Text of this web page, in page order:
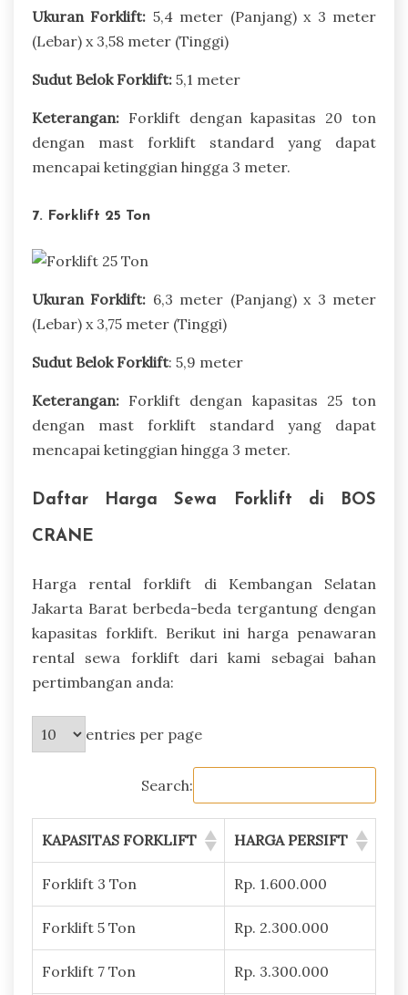
Ukuran Forklift: 5,4 meter (Panjang) x 3 meter
(Lebar) x 3,58 meter (Tinggi)
Sudut Belok Forklift: 5,1 meter
Keterangan: Forklift dengan kapasitas 20 ton
dengan mast forklift standard yang dapat
mencapai ketinggian hingga 3 meter.
7. Forklift 25 Ton
Ukuran Forklift: 6,3 meter (Panjang) x 3 meter
(Lebar) x 3,75 meter (Tinggi)
Sudut Belok Forklift: 5,9 meter
Keterangan: Forklift dengan kapasitas 25 ton
dengan mast forklift standard yang dapat
mencapai ketinggian hingga 3 meter.
Daftar Harga Sewa Forklift di BOS
CRANE
Harga rental forklift di Kembangan Selatan
Jakarta Barat berbeda-beda tergantung dengan
kapasitas forklift. Berikut ini harga penawaran
rental sewa forklift dari kami sebagai bahan
pertimbangan anda:
entries per page
Search:
KAPASITAS FORKLIFT HARGA PERSIFT
Forklift 3 Ton Rp. 1.600.000
Forklift 5 Ton Rp. 2.300.000
Forklift 7 Ton Rp. 3.300.000